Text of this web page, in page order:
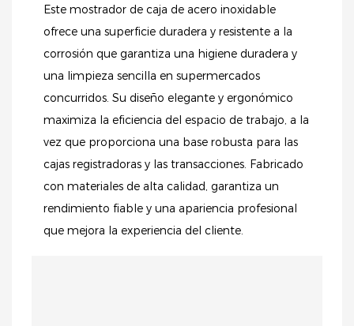
Este mostrador de caja de acero inoxidable
ofrece una superficie duradera y resistente a la
corrosión que garantiza una higiene duradera y
una limpieza sencilla en supermercados
concurridos. Su diseño elegante y ergonómico
maximiza la eficiencia del espacio de trabajo, a la
vez que proporciona una base robusta para las
cajas registradoras y las transacciones. Fabricado
con materiales de alta calidad, garantiza un
rendimiento fiable y una apariencia profesional
que mejora la experiencia del cliente.